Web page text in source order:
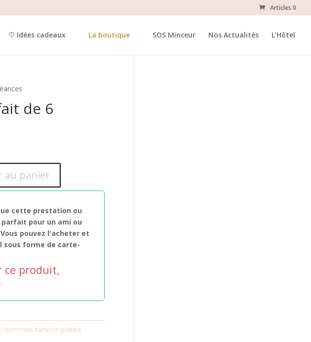
Articles 0
♡ Idées cadeaux La boutique SOS Minceur Nos Actualités L’Hôtel
de 6
au panier
cette prestation ou
pour un ami ou
pouvez l'acheter et
sous forme de carte-
ce produit,
hommes lumière pulsée